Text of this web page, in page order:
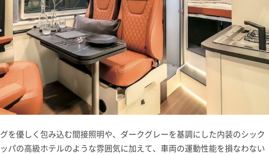
を優しく包み込む間接照明や、ダークグレーを基調にした内装のシック
パの高級ホテルのような雰囲気に加えて、車両の運動性能を損なわない